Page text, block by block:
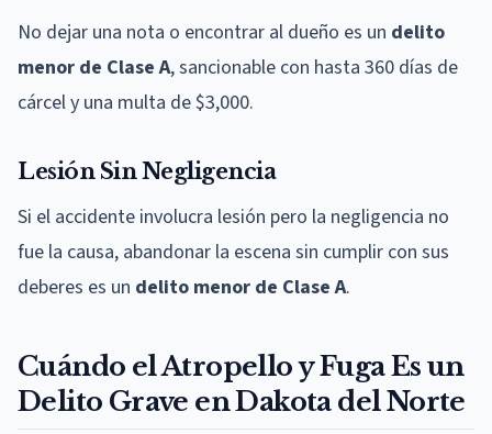
No dejar una nota o encontrar al dueño es un delito
menor de Clase A, sancionable con hasta 360 días de
cárcel y una multa de $3,000.
Lesión Sin Negligencia
Si el accidente involucra lesión pero la negligencia no
fue la causa, abandonar la escena sin cumplir con sus
deberes es un delito menor de Clase A.
Cuándo el Atropello y Fuga Es un
Delito Grave en Dakota del Norte